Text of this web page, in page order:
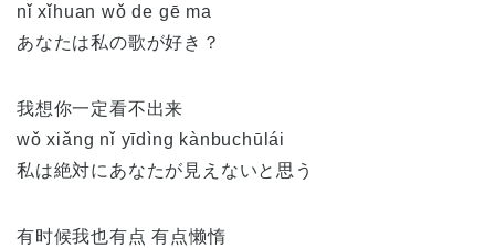
nǐ xǐhuan wǒ de gē ma
あなたは私の歌が好き？
我想你一定看不出来
wǒ xiǎng nǐ yīdìng kànbuchūlái
私は絶対にあなたが見えないと思う
有时候我也有点 有点懒惰